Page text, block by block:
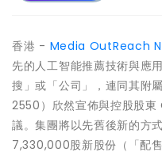
香港 - Media OutReach
先的人工智能推薦技術與應
搜」或「公司」，連同其附
2550）欣然宣佈與控股股
議。集團將以先舊後新的方
7,330,000股新股份（「配